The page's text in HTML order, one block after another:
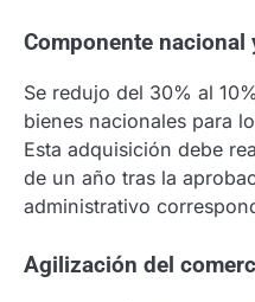
Componente nacional
Se redujo del 30% al
bienes nacionales para
Esta adquisición debe
de un año tras la
administrativo
Agilización del